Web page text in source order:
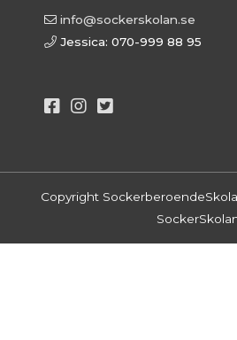
info@sockerskolan.se
Jessica: 070-999 88 95
Copyright